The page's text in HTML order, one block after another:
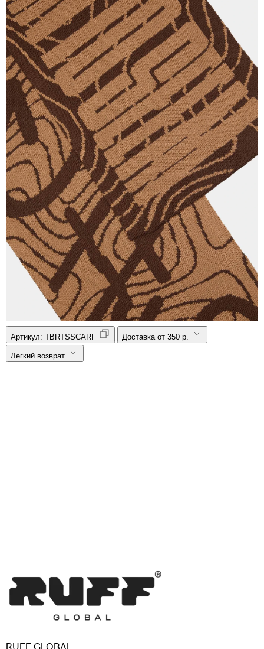
Артикул: TBRTSSCARF Доставка от 350 р.
Легкий возврат